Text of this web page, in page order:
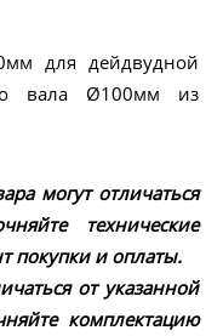
для дейдвудной
вала Ø100мм из
могут отличаться
технические
покупки и оплаты.
от указанной
комплектацию